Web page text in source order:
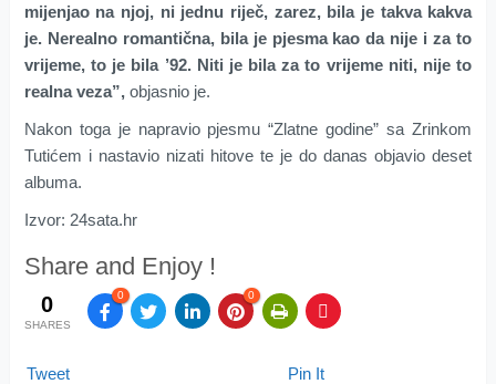
mijenjao na njoj, ni jednu riječ, zarez, bila je takva kakva
je. Nerealno romantična, bila je pjesma kao da nije i za to
vrijeme, to je bila ’92. Niti je bila za to vrijeme niti, nije to
realna veza”,objasnio je.
Nakon toga je napravio pjesmu “Zlatne godine” sa Zrinkom
Tutićem i nastavio nizati hitove te je do danas objavio deset
albuma.
Izvor: 24sata.hr
Share and Enjoy !
0
SHARES
0 0
Tweet Pin It